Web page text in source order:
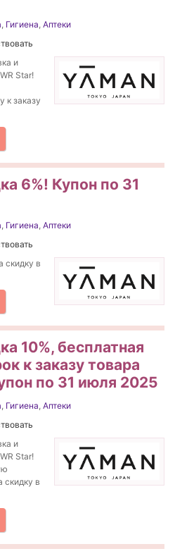
, Гигиена, Аптеки
и
Star!
к заказу
6%! Купон по 31
, Гигиена, Аптеки
скидку в
10%, бесплатная
к заказу товара
по 31 июля 2025
, Гигиена, Аптеки
и
Star!
скидку в